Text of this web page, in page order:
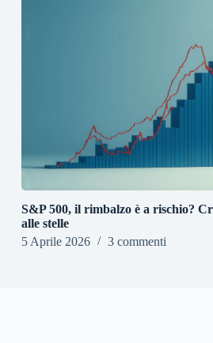
S&P 500, il rimbalzo è a rischio?
alle stelle
5 Aprile 2026
3 commenti